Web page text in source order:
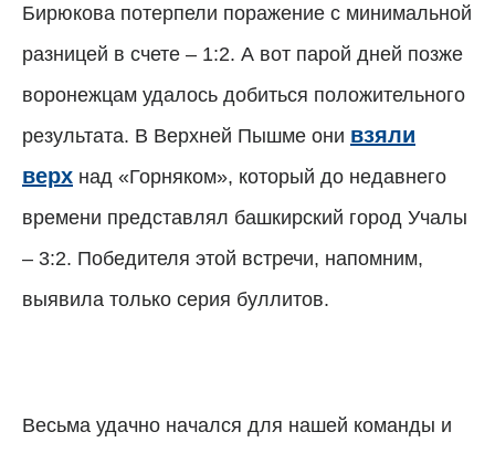
Бирюкова потерпели поражение с минимальной
разницей в счете – 1:2. А вот парой дней позже
воронежцам удалось добиться положительного
результата. В Верхней Пышме они взяли
верх над «Горняком», который до недавнего
времени представлял башкирский город Учалы
– 3:2. Победителя этой встречи, напомним,
выявила только серия буллитов.
Весьма удачно начался для нашей команды и